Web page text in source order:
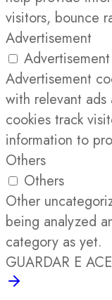
visitors, bounce
Advertisement
Advertisement
Advertisement
with relevant ads
cookies track
information to
Others
Others
Other
being analyzed
category as yet.
GUARDAR E